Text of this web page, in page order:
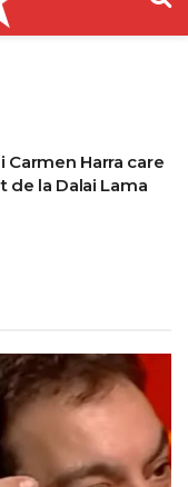
Carmen Harra care
de la Dalai Lama